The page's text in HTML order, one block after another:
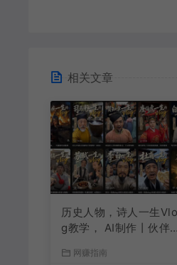
相关文章
历史人物，诗人一生Vlo
g教学， AI制作丨伙伴
收徒 ，新领域红利期，
网赚指南